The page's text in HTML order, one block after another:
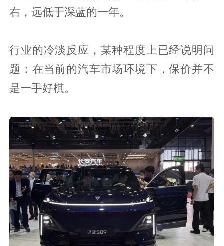
右，远低于深蓝的一年。
行业的冷淡反应，某种程度上已经说明问
题：在当前的汽车市场环境下，保价并不
是一手好棋。